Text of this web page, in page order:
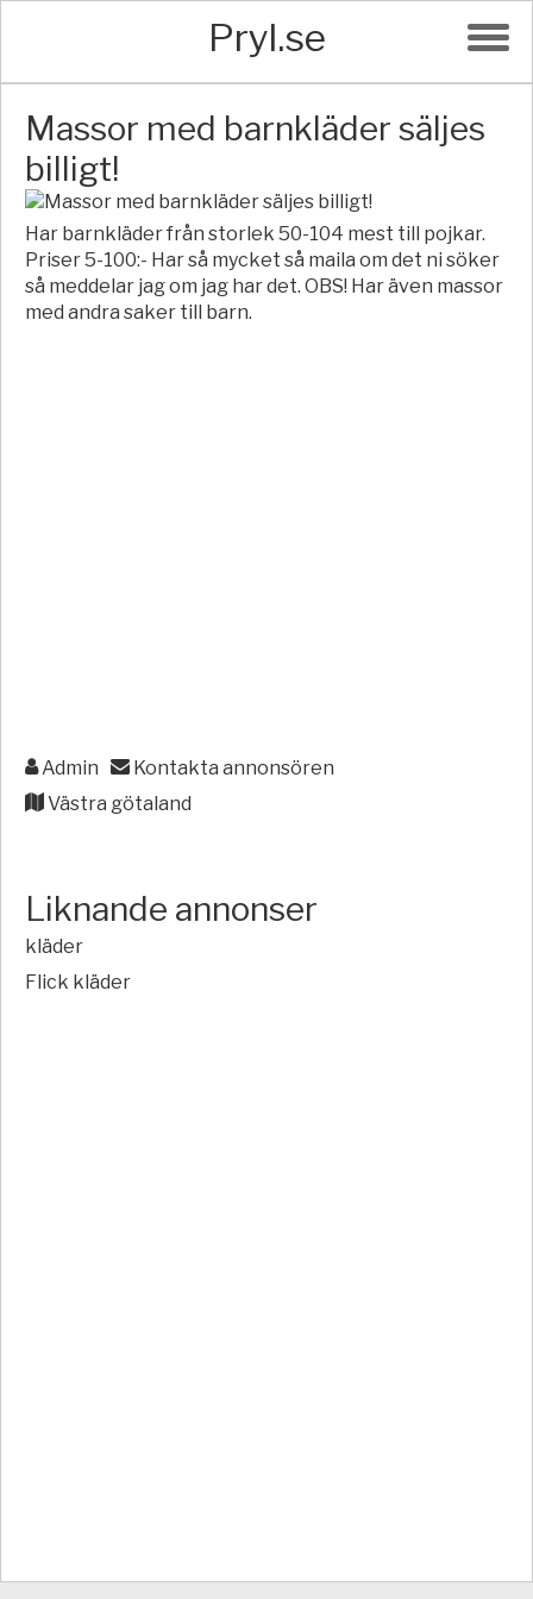
Pryl.se
Massor med barnkläder säljes
billigt!
Har barnkläder från storlek 50-104 mest till pojkar.
Priser 5-100:- Har så mycket så maila om det ni söker
så meddelar jag om jag har det. OBS! Har även massor
med andra saker till barn.
Admin
Kontakta annonsören
Västra götaland
Liknande annonser
kläder
Flick kläder